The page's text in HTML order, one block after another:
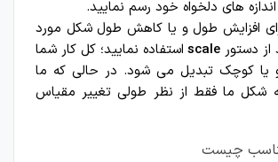
اندازه های دلخواه خود رسم نمایید.
افزایش طول و یا کاهش طول شکل مورد
از دستور scale استفاده نمایید؛ کل کار شما
و یا کوچک تبدیل می شود. در حالی که ما
شکل ما فقط از نظر طولی تغییر مقیاس
چیست